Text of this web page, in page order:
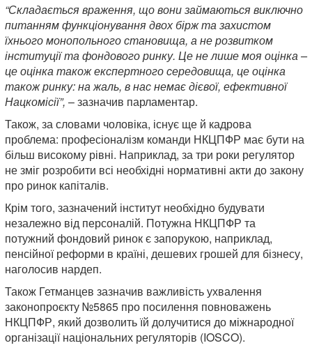
“Складається враження, що вони займаються виключно
питанням функціонування двох бірж та захистом
їхнього монопольного становища, а не розвитком
інституції та фондового ринку. Це не лише моя оцінка –
це оцінка також експертного середовища, це оцінка
також ринку: на жаль, в нас немає дієвої, ефективної
Нацкомісії”, – зазначив парламентар.
Також, за словами чоловіка, існує ще й кадрова
проблема: професіоналізм команди НКЦПФР має бути на
більш високому рівні. Наприклад, за три роки регулятор
не зміг розробити всі необхідні нормативні акти до закону
про ринок капіталів.
Крім того, зазначений інститут необхідно будувати
незалежно від персоналій. Потужна НКЦПФР та
потужний фондовий ринок є запорукою, наприклад,
пенсійної реформи в країні, дешевих грошей для бізнесу,
наголосив нардеп.
Також Гетманцев зазначив важливість ухвалення
законопроєкту №5865 про посилення повноважень
НКЦПФР, який дозволить їй долучитися до міжнародної
організації національних регуляторів (IOSCO).